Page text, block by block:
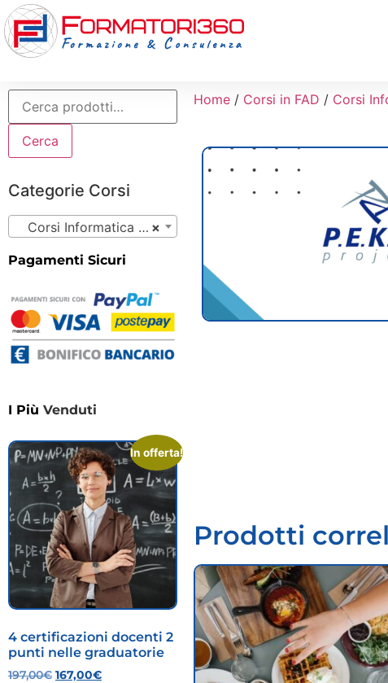
Cerca
Categorie Corsi
×
Corsi Informatica (41)
Pagamenti Sicuri
I Più Venduti
In offerta!
4 certificazioni docenti 2
punti nelle graduatorie
197,00€ 167,00€
Home/ Corsi in FAD / Corsi
Prodotti